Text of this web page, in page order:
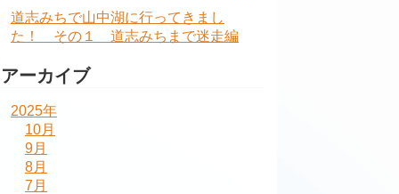
道志みちで山中湖に行ってきまし
た！ その１ 道志みちまで迷走編
アーカイブ
2025年
10月
9月
8月
7月